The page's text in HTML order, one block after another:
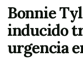
Bonnie
inducido
urgencia